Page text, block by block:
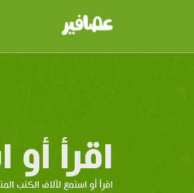
اقرأ
اقرأ أو استمع لآلاف الكتب